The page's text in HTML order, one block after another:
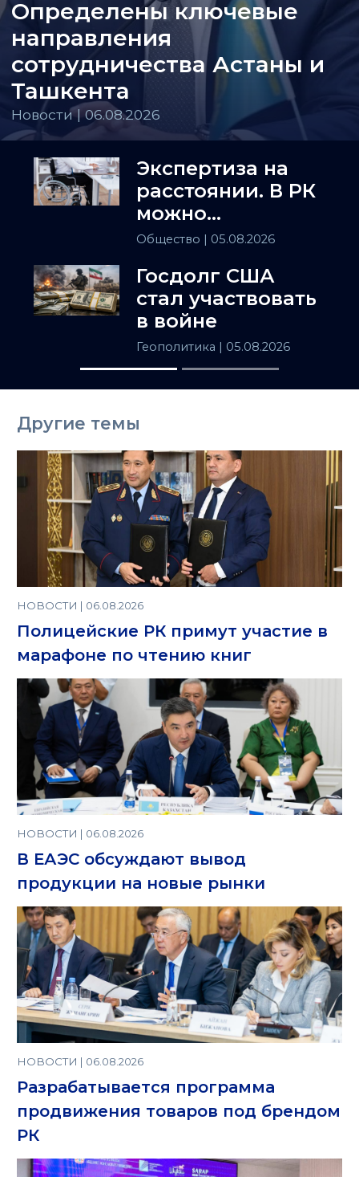
Определены ключевые
направления
сотрудничества Астаны и
Ташкента
Новости | 06.08.2026
Экспертиза на
расстоянии. В РК
можно
установить
заочно
Общество | 05.08.2026
Госдолг США
стал участвовать
в войне
Геополитика | 05.08.2026
Другие темы
НОВОСТИ | 06.08.2026
Полицейские РК примут участие в
марафоне по чтению книг
НОВОСТИ | 06.08.2026
В ЕАЭС обсуждают вывод
продукции на новые рынки
НОВОСТИ | 06.08.2026
Разрабатывается программа
продвижения товаров под брендом
РК